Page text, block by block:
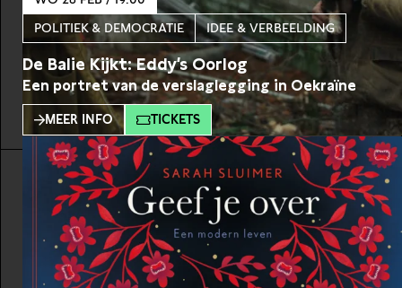
POLITIEK & DEMOCRATIE
IDEE & VERBEELDING
De Balie Kijkt: Eddy’s Oorlog
Een portret van de verslaglegging in Oekraïne
MEER INFO TICKETS